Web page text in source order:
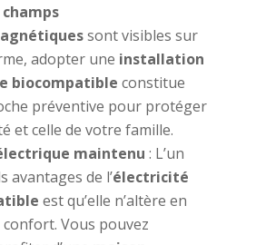
champs
sont visibles sur
adopter une installation
biocompatible constitue
préventive pour protéger
et celle de votre famille.
maintenu : L’un
avantages de l’électricité
est qu’elle n’altère en
Vous pouvez